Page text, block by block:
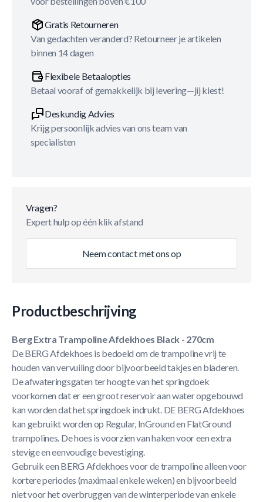
Gratis Retourneren
Van gedachten veranderd? Retourneer je artikelen
binnen 14 dagen
Flexibele Betaalopties
Betaal vooraf of gemakkelijk bij levering—jij kiest!
Deskundig Advies
Krijg persoonlijk advies van ons team van
specialisten
Vragen?
Expert hulp op één klik afstand
Neem contact met ons op
Productbeschrijving
Berg Extra Trampoline Afdekhoes Black - 270cm
De BERG Afdekhoes is bedoeld om de trampoline vrij te
houden van vervuiling door bijvoorbeeld takjes en bladeren.
De afwateringsgaten ter hoogte van het springdoek
voorkomen dat er een groot reservoir aan water opgebouwd
kan worden dat het springdoek indrukt. DE BERG Afdekhoes
kan gebruikt worden op Regular, InGround en FlatGround
trampolines. De hoes is voorzien van haken voor een extra
stevige en eenvoudige bevestiging.
Gebruik een BERG Afdekhoes voor de trampoline alleen voor
kortere periodes (maximaal enkele weken) en bijvoorbeeld
niet voor het overbruggen van de winterperiode van enkele